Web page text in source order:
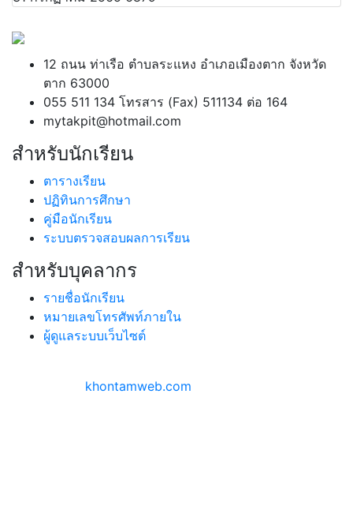
12 ถนน ท่าเรือ ตำบลระแหง อำเภอเมืองตาก จังหวัด
ตาก 63000
055 511 134 โทรสาร (Fax) 511134 ต่อ 164
mytakpit@hotmail.com
สำหรับนักเรียน
ตารางเรียน
ปฏิทินการศึกษา
คู่มือนักเรียน
ระบบตรวจสอบผลการเรียน
สำหรับบุคลากร
รายชื่อนักเรียน
หมายเลขโทรศัพท์ภายใน
ผู้ดูแลระบบเว็บไซต์
khontamweb.com